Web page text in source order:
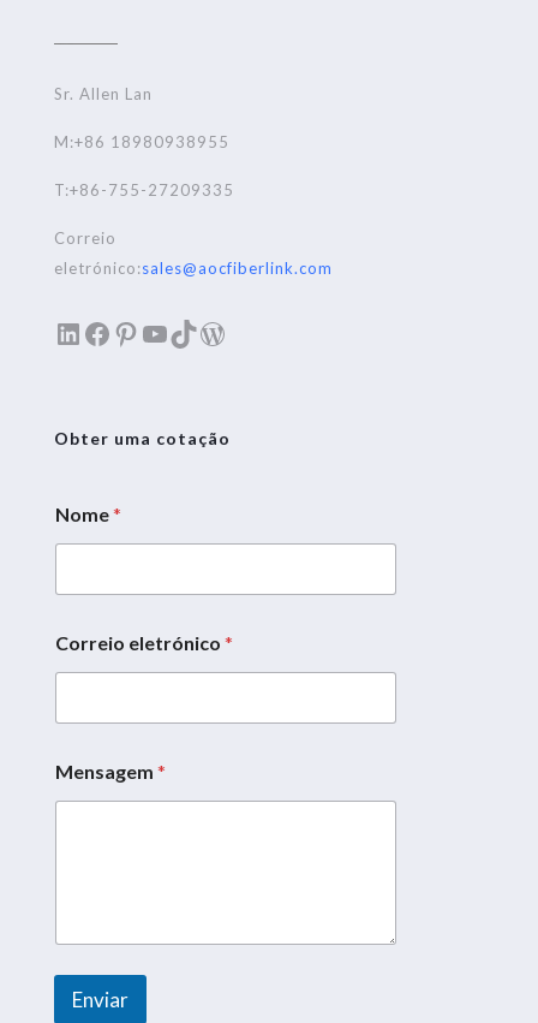
Sr. Allen Lan
M:+86 18980938955
T:+86-755-27209335
Correio
eletrónico:sales@aocfiberlink.com
LinkedIn
Facebook
Pinterest
YouTube
TikTok
WordPress
Obter uma cotação
Nome*
Correio eletrónico *
*
M
e
Mensagem *
Enviar